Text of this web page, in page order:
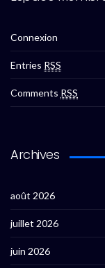
Connexion
Entries RSS
Comments RSS
Archives
août 2026
juillet 2026
juin 2026